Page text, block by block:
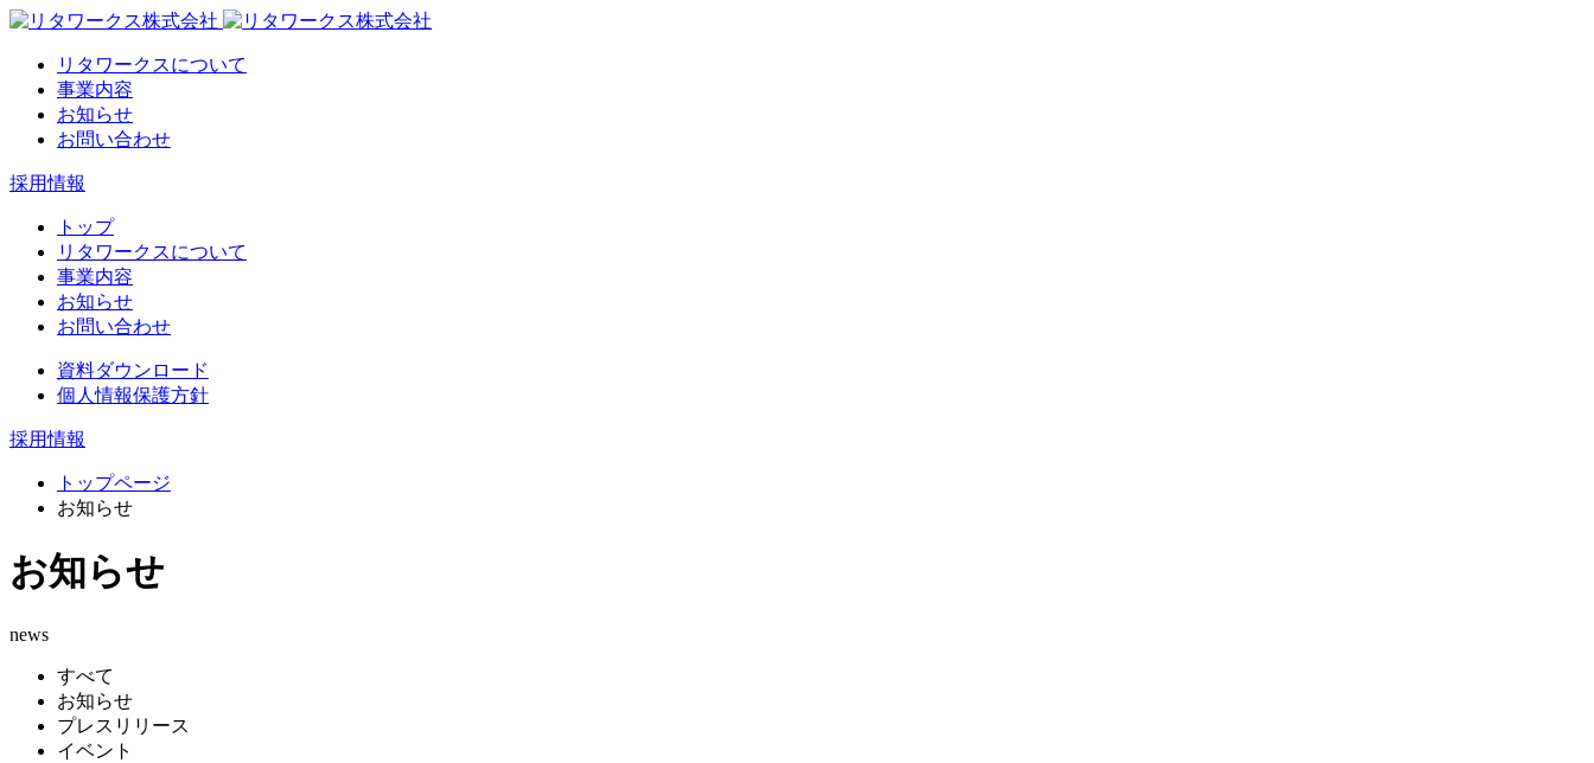
リタワークスについて
事業内容
お知らせ
お問い合わせ
採用情報
トップ
リタワークスについて
事業内容
お知らせ
お問い合わせ
資料ダウンロード
個人情報保護方針
採用情報
トップページ
お知らせ
お知らせ
news
すべて
お知らせ
プレスリリース
イベント